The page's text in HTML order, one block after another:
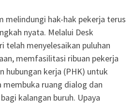
melindungi hak-hak pekerja terus
nyata. Melalui Desk
telah menyelesaikan puluhan
memfasilitasi ribuan pekerja
hubungan kerja (PHK) untuk
ruang dialog dan
kalangan buruh. Upaya